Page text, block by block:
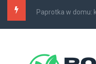
Paprotki domowe: